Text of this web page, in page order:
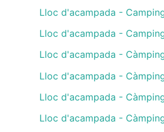
Lloc d'acampada -
Lloc d'acampada -
Lloc d'acampada -
Lloc d'acampada -
Lloc d'acampada -
Lloc d'acampada -